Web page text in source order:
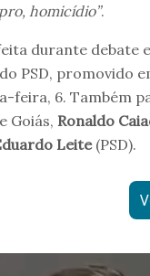
homicídio”.
durante debate
PSD, promovido
feira, 6. Também
Goiás, Ronaldo
Leite(PSD).